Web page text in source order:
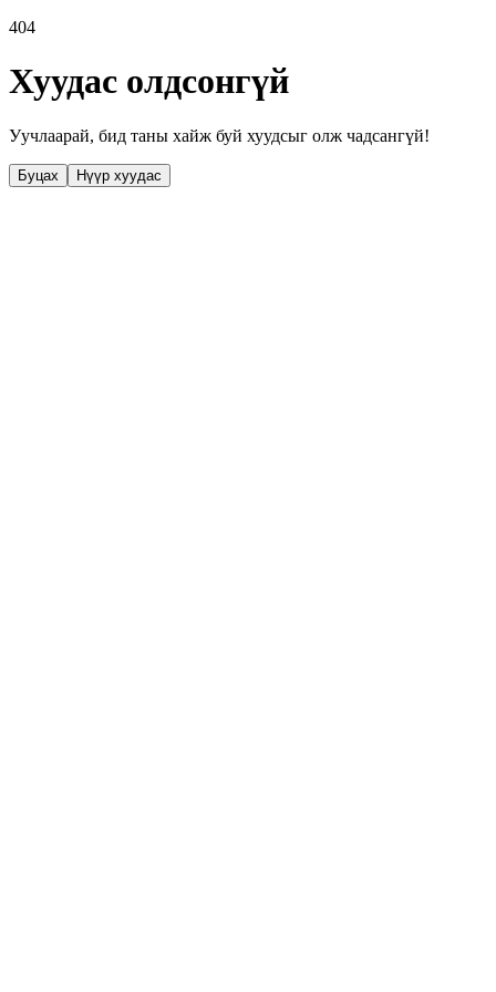
404
Хуудас олдсонгүй
Уучлаарай, бид таны хайж буй хуудсыг олж чадсангүй!
Буцах Нүүр хуудас